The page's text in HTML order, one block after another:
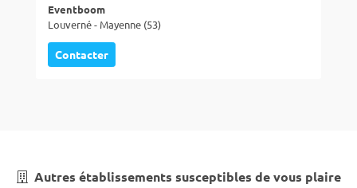
Eventboom
Louverné - Mayenne (53)
Contacter
Autres établissements susceptibles de vous plaire